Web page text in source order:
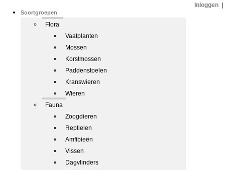
Soortgroepen
Flora
Vaatplanten
Mossen
Korstmossen
Paddenstoelen
Kranswieren
Wieren
Fauna
Zoogdieren
Reptielen
Amfibieën
Vissen
Dagvlinders
Inloggen